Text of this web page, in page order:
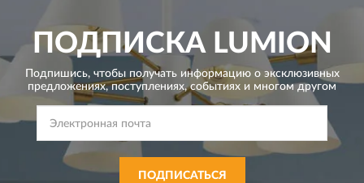
ПОДПИСКАLUMION
Подпишись, чтобы получать информацию о эксклюзивных
предложениях,поступлениях, событиях и многом другом
ПОДПИСАТЬСЯ